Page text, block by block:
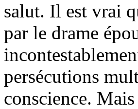
salut. Il est vrai
par le drame
persécutions
conscience.